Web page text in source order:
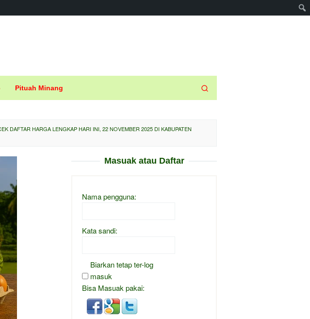
Pituah Minang
DAFTAR HARGA LENGKAP HARI INI, 22 NOVEMBER 2025 DI KABUPATEN
Masuak atau Daftar
Nama pengguna:
Kata sandi:
Biarkan tetap ter-log
masuk
Bisa Masuak pakai: